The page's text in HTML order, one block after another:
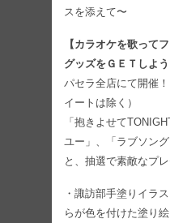
スを添えて〜
【カラオケを歌っ
グッズをＧＥＴしよう
パセラ全店にて開催
イートは除く）
「抱きよせて
ユー」、「ラブソン
と、抽選で素敵なプ
・諏訪部手塗りイラ
らが色を付けた塗り